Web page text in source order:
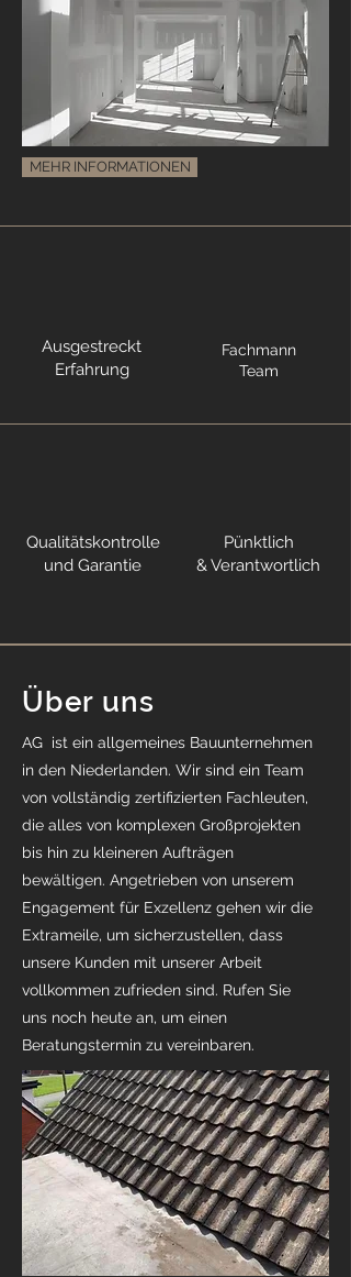
MEHR INFORMATIONEN
Ausgestreckt
Erfahrung
Fachmann
Team
Qualitätskontrolle
und Garantie
Pünktlich
& Verantwortlich
Über uns
AG ist ein allgemeines Bauunternehmen
in den Niederlanden. Wir sind ein Team
von vollständig zertifizierten Fachleuten,
die alles von komplexen Großprojekten
bis hin zu kleineren Aufträgen
bewältigen. Angetrieben von unserem
Engagement für Exzellenz gehen wir die
Extrameile, um sicherzustellen, dass
unsere Kunden mit unserer Arbeit
vollkommen zufrieden sind. Rufen Sie
uns noch heute an, um einen
Beratungstermin zu vereinbaren.